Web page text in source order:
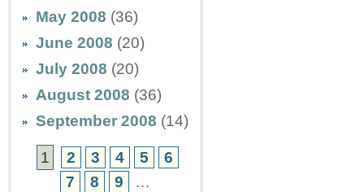
May 2008 (36)
June 2008 (20)
July 2008 (20)
August 2008 (36)
September 2008 (14)
1 2 3 4 5
6
7
8 9
…